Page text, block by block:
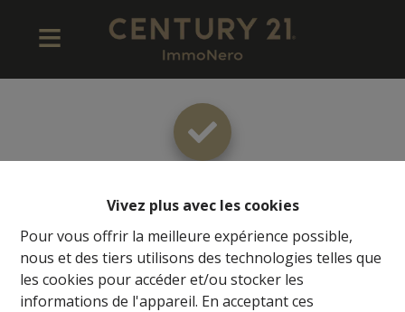
Vivez plus avec les cookies
Pour vous offrir la meilleure expérience possible,
nous et des tiers utilisons des technologies telles que
les cookies pour accéder et/ou stocker les
informations de l'appareil. En acceptant ces
Merci!
Retour à la page précédente Retour à la page d'accueil